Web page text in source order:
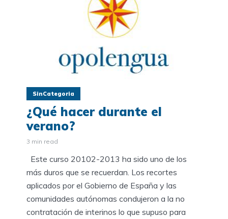
SinCategoria
¿Qué hacer durante el
verano?
3 min read
Este curso 20102-2013 ha sido uno de los
más duros que se recuerdan. Los recortes
aplicados por el Gobierno de España y las
comunidades autónomas condujeron a la no
contratación de interinos lo que supuso para